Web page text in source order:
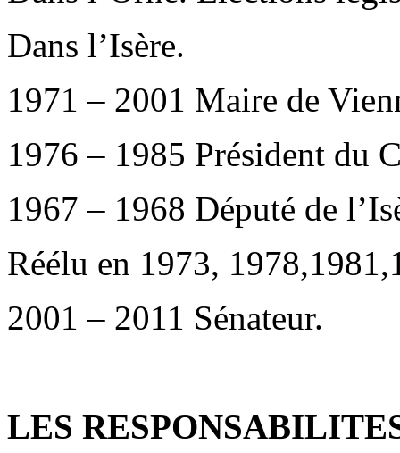
Dans l’Isère.
1971 – 2001 Maire de
1976 – 1985 Président du
1967 – 1968 Député de
Réélu en 1973,
2001 – 2011 Sénateur.
LES